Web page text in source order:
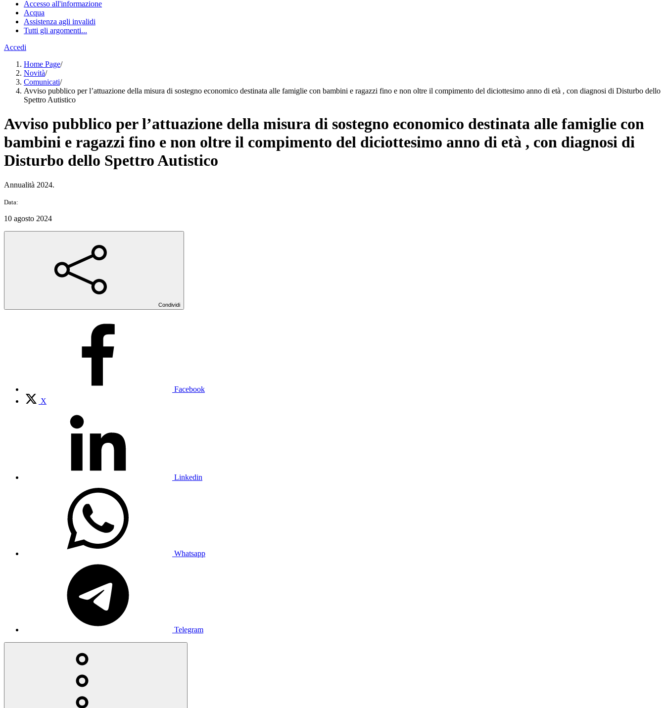
Accesso all'informazione
Acqua
Assistenza agli invalidi
Tutti gli argomenti...
Accedi
Home Page/
Novità/
Comunicati/
Avviso pubblico per l’attuazione della misura di sostegno economico destinata alle famiglie con bambini e ragazzi fino e non oltre il compimento del diciottesimo anno di età , con diagnosi di Disturbo dello
Spettro Autistico
Avviso pubblico per l’attuazione della misura di sostegno economico destinata alle famiglie con
bambini e ragazzi fino e non oltre il compimento del diciottesimo anno di età , con diagnosi di
Disturbo dello Spettro Autistico
Annualità 2024.
Data:
10 agosto 2024
Condividi
Facebook
X
Linkedin
Whatsapp
Telegram